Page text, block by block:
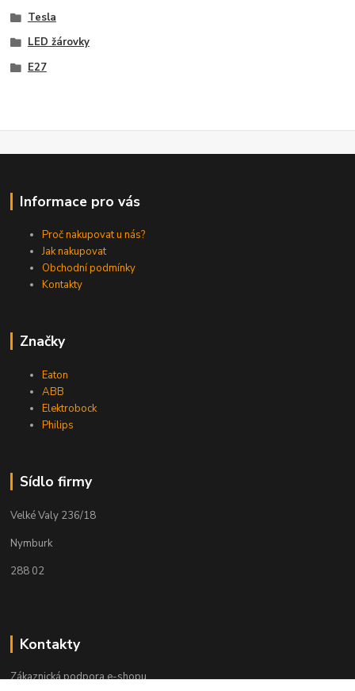
Tesla
LED žárovky
E27
Informace pro vás
Proč nakupovat u nás?
Jak nakupovat
Obchodní podmínky
Kontakty
Značky
Eaton
ABB
Elektrobock
Philips
Sídlo firmy
Velké Valy 236/18
Nymburk
288 02
Kontakty
Zákaznická podpora e-shopu